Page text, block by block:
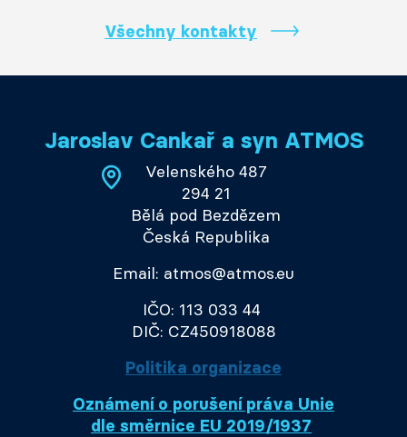
Všechny kontakty
Jaroslav Cankař a syn ATMOS
Velenského 487
294 21
Bělá pod Bezdězem
Česká Republika
Email: atmos@atmos.eu
IČO: 113 033 44
DIČ: CZ450918088
Politika organizace
Oznámení o porušení práva Unie
dle směrnice EU 2019/1937